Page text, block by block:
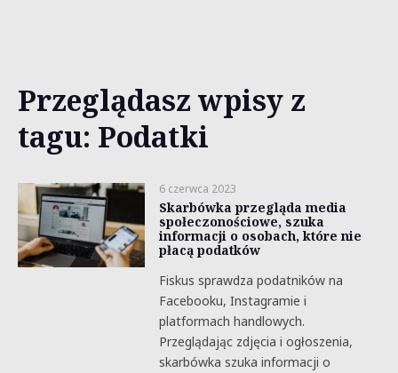
Przeglądasz wpisy z
tagu: Podatki
6 czerwca 2023
Skarbówka przegląda media
społeczonościowe, szuka
informacji o osobach, które nie
płacą podatków
Fiskus sprawdza podatników na
Facebooku, Instagramie i
platformach handlowych.
Przeglądając zdjęcia i ogłoszenia,
skarbówka szuka informacji o